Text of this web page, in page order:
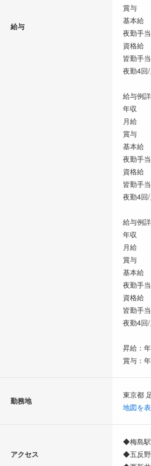
給与
賞与
基本給
夜勤手
資格給
皆勤手
夜勤4回/
給与例
年収
月給
賞与
基本給
夜勤手
資格給
皆勤手
夜勤4回/
給与例
年収
月給
賞与
基本給
夜勤手
資格給
皆勤手
夜勤4回/
昇給：
賞与：
勤務地
東京都
地図を
アクセス
◆梅島駅
◆五反野